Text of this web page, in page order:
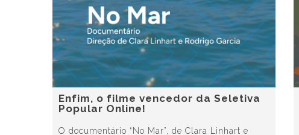
Enfim, o filme vencedor da Seletiva
Popular Online!
O documentário “No Mar”, de Clara Linhart e